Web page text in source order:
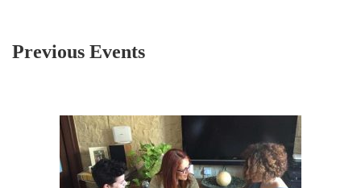
Previous Events